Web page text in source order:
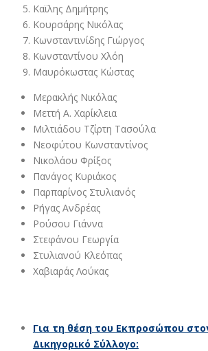
Καϊλης Δημήτρης
Κουρσάρης Νικόλας
Κωνσταντινίδης Γιώργος
Κωνσταντίνου Χλόη
Μαυρόκωστας Κώστας
Μερακλής Νικόλας
Μεττή Α. Χαρίκλεια
Μιλτιάδου Τζίρτη Τασούλα
Νεοφύτου Κωνσταντίνος
Νικολάου Φρίξος
Πανάγος Κυριάκος
Παρπαρίνος Στυλιανός
Ρήγας Ανδρέας
Ρούσου Γιάννα
Στεφάνου Γεωργία
Στυλιανού Κλεόπας
Χαβιαράς Λούκας
Για τη θέση του Εκπροσώπου
Δικηγορικό Σύλλογο: